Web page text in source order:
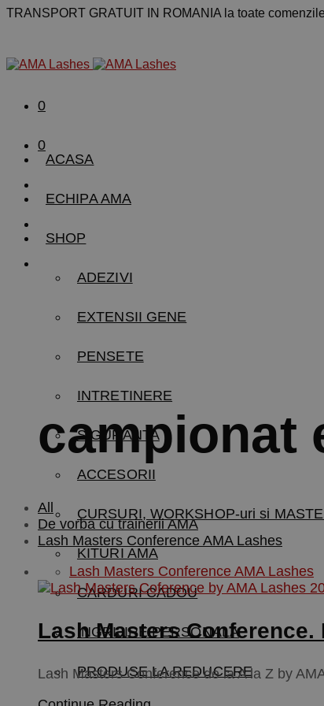
TRANSPORT GRATUIT IN ROMANIA la toate
0
0
ACASA
ECHIPA AMA
SHOP
ADEZIVI
EXTENSII GENE
PENSETE
INTRETINERE
SIGURANTA
ACCESORII
CURSURI, WORKSHOP-uri si
KITURI AMA
CARDURI CADOU
INGRIJIRE PERSONALA
PRODUSE LA REDUCERE
campionat
All
De vorba cu trainerii AMA
Lash Masters Conference AMA Lashes
Lash Masters Conference AMA Lashes
Lash Masters
Lash Masters Conference de la A la Z by